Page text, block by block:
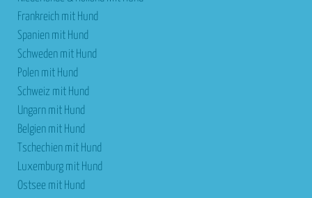
Frankreich mit Hund
Spanien mit Hund
Schweden mit Hund
Polen mit Hund
Schweiz mit Hund
Ungarn mit Hund
Belgien mit Hund
Tschechien mit Hund
Luxemburg mit Hund
Ostsee mit Hund